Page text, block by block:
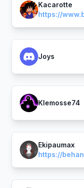
Kacarotte
https://
Joys
Klemosse74
Ekipaumax
https://